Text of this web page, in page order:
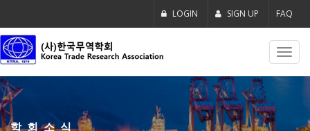
LOGIN SIGN UP FAQ
학회소식